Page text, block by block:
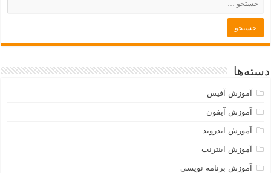
دسته‌ها
آموزش آفیس
آموزش آیفون
آموزش اندروید
آموزش اینترنت
آموزش برنامه نویسی